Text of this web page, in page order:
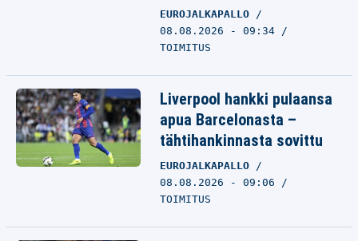
EUROJALKAPALLO
08.08.2026 - 09:34
TOIMITUS
Liverpool hankki pulaansa
apua Barcelonasta –
tähtihankinnasta sovittu
EUROJALKAPALLO
08.08.2026 - 09:06
TOIMITUS